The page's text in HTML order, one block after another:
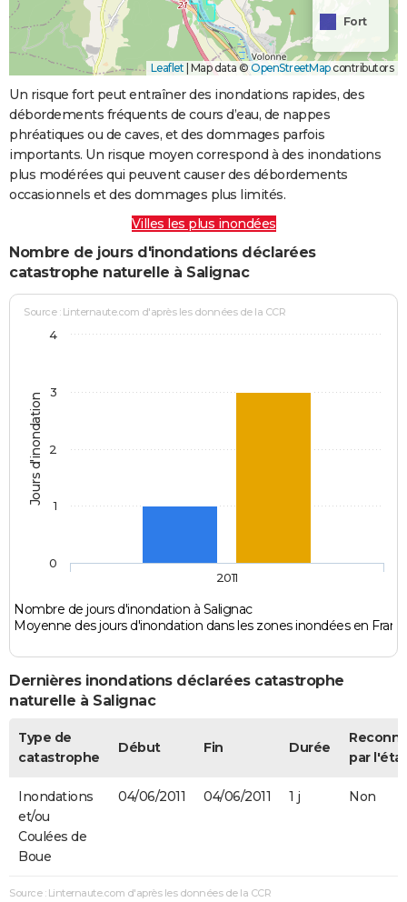
Fort
Leaflet | Map data ©OpenStreetMapcontributors
Un risque fort peut entraîner des inondations rapides, des
débordements fréquents de cours d’eau, de nappes
phréatiques ou de caves, et des dommages parfois
importants. Un risque moyen correspond à des inondations
plus modérées qui peuvent causer des débordements
occasionnels et des dommages plus limités.
Villes les plus inondées
Nombre de jours d'inondations déclarées
catastrophe naturelle à Salignac
Jours d'inondation
Source : Linternaute.com d'après les données de la CCR
Nombre de jours d'inondation à Salignac
Moyenne des jours d'inondation dans les zones inondées en
2011
0
1
2
3
4
Dernières inondations déclarées catastrophe
naturelle à Salignac
Type de
catastrophe
Début Fin Durée
par l'état
Inondations
et/ou
Coulées de
Boue
04/06/2011 04/06/2011 1 j Non
Source : Linternaute.com d'après les données de la CCR